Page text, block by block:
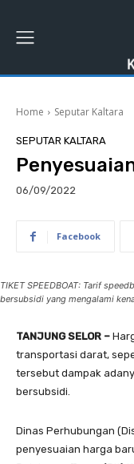
Home Seputar Kaltara
SEPUTAR KALTARA
06/09/2022
Facebook
TIKET SPEEDBOAT: Tarif
bersubsidi yang mengalami
TANJUNG SELOR –
transportasi darat,
tersebut dampak
bersubsidi.
Dinas Perhubungan
penyesuaian harga